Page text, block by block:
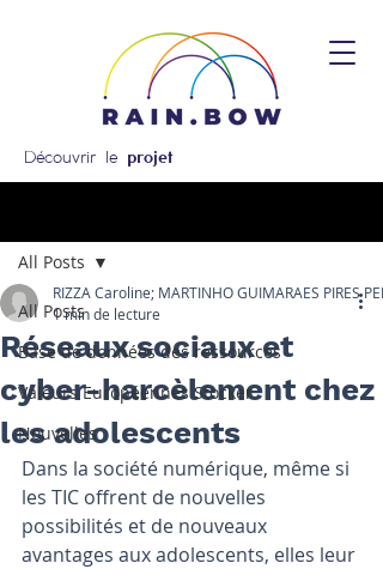
Découvrir le projet
All Posts
Base de données des ressources
Valeurs Européennes Stocker
Nouvelles
All Posts
Réseaux sociaux et
cyber-harcèlement chez
les adolescents
RIZZA Caroline; MARTINHO GUIMARAES PIRES
1 min de lecture
Dans la société numérique, même si
les TIC offrent de nouvelles
possibilités et de nouveaux
avantages aux adolescents, elles leur